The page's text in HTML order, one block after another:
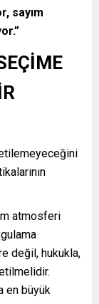
sayım
atmosferi
değil, hukukla,
en büyük